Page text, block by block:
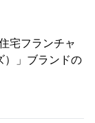
宅フランチャ
）」ブランドの